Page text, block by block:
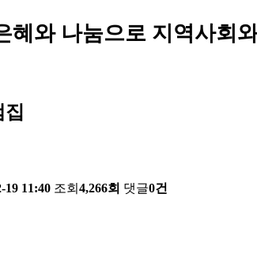
혜와 나눔으로 지역사회
집
19 11:40 조회 4,266회 댓글0건